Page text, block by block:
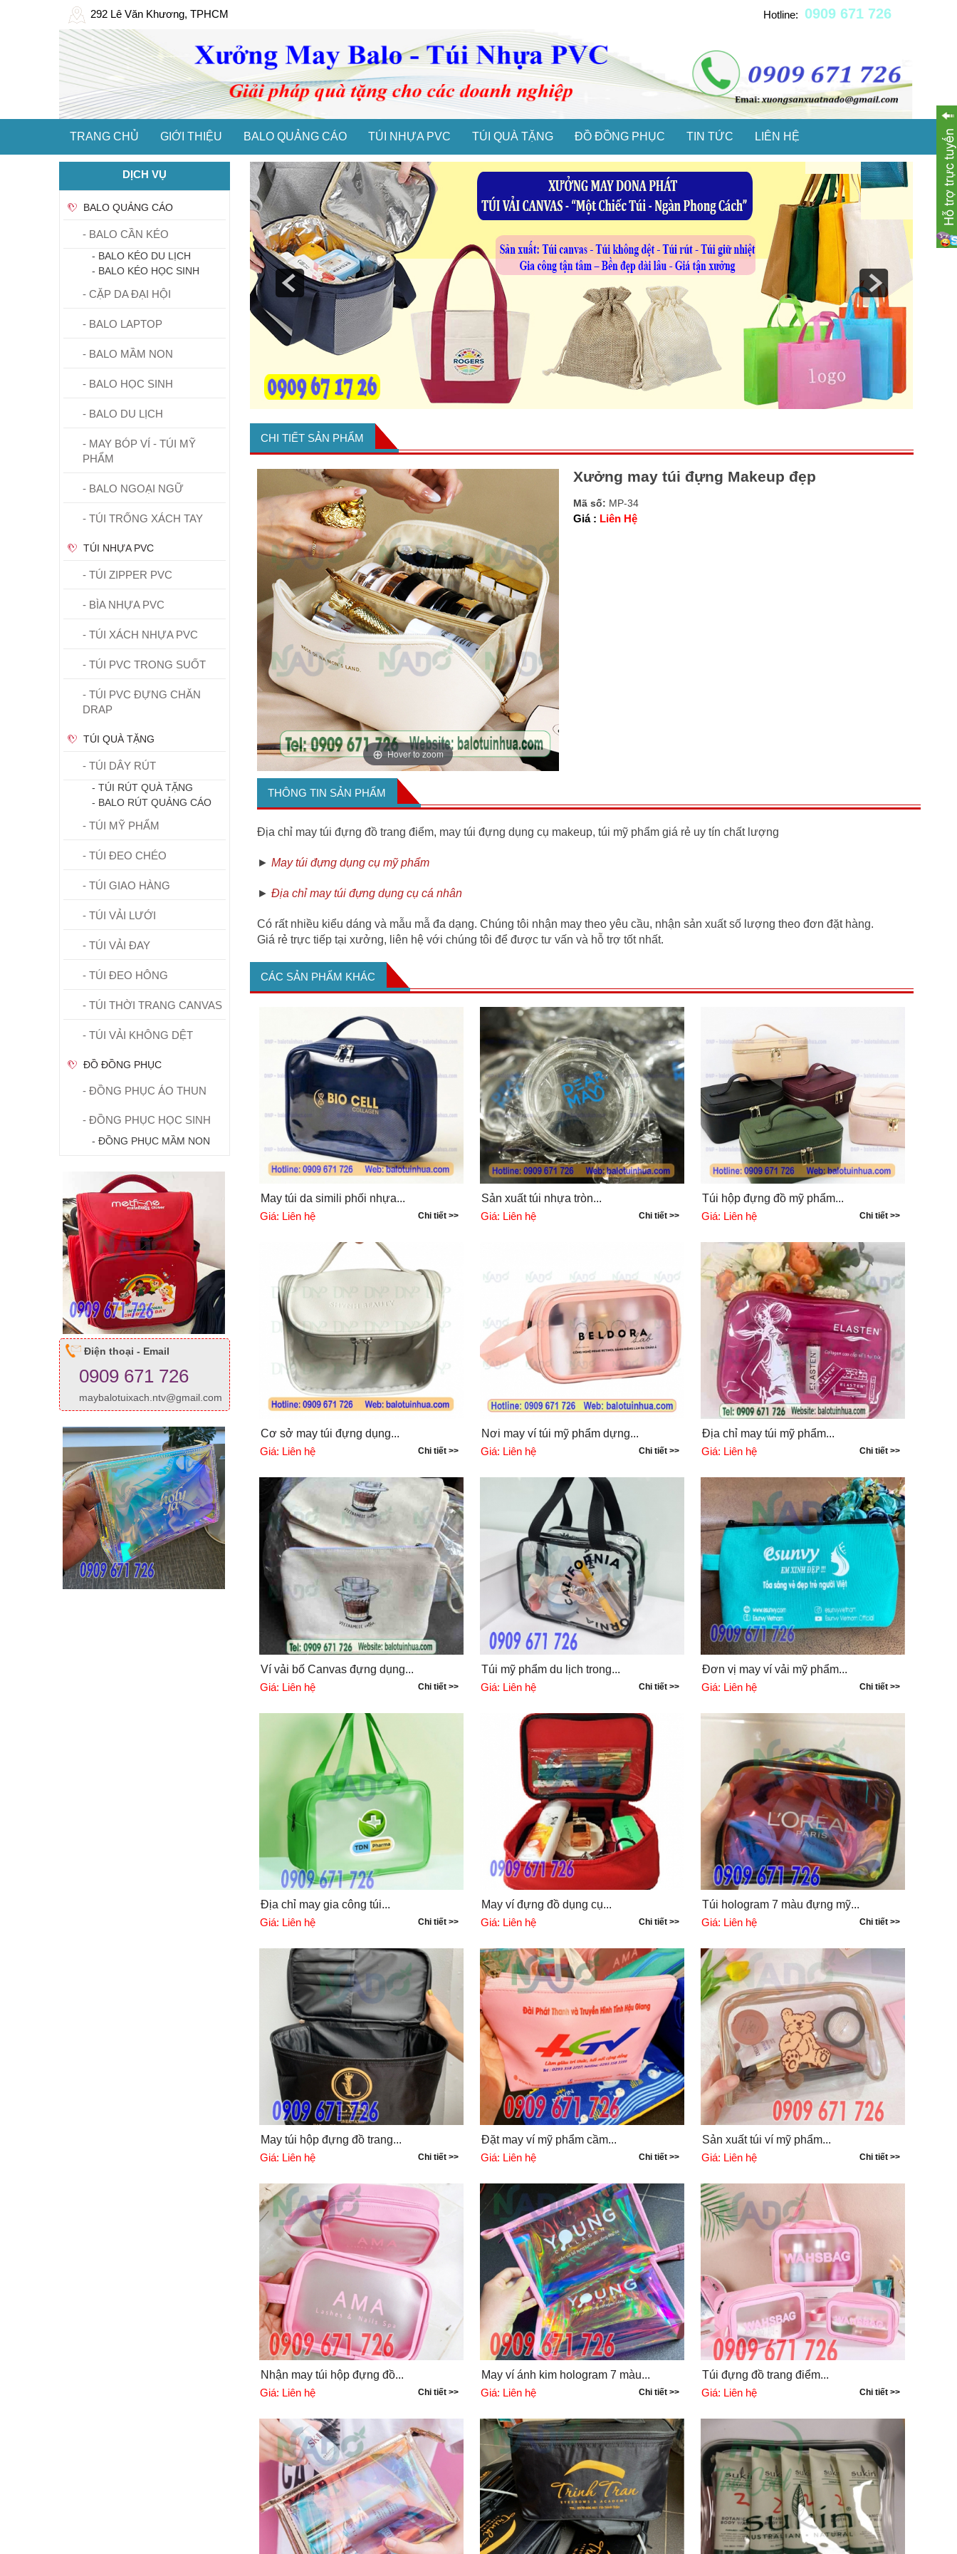
292 Lê Văn Khương, TPHCM Hotline: 0909 671 726
TRANG CHỦ GIỚI THIỆU BALO QUẢNG CÁO TÚI NHỰA PVC TÚI QUÀ TẶNG ĐỒ ĐỒNG PHỤC TIN TỨC LIÊN HỆ
DỊCH VỤ
BALO QUẢNG CÁO
- BALO CẦN KÉO
- BALO KÉO DU LỊCH
- BALO KÉO HỌC SINH
- CẶP DA ĐẠI HỘI
- BALO LAPTOP
- BALO MẦM NON
- BALO HỌC SINH
- BALO DU LỊCH
- MAY BÓP VÍ - TÚI MỸ
PHẨM
- BALO NGOẠI NGỮ
- TÚI TRỐNG XÁCH TAY
TÚI NHỰA PVC
- TÚI ZIPPER PVC
- BÌA NHỰA PVC
- TÚI XÁCH NHỰA PVC
- TÚI PVC TRONG SUỐT
- TÚI PVC ĐỰNG CHĂN
DRAP
TÚI QUÀ TẶNG
- TÚI DÂY RÚT
- TÚI RÚT QUÀ TẶNG
- BALO RÚT QUẢNG CÁO
- TÚI MỸ PHẨM
- TÚI ĐEO CHÉO
- TÚI GIAO HÀNG
- TÚI VẢI LƯỚI
- TÚI VẢI ĐAY
- TÚI ĐEO HÔNG
- TÚI THỜI TRANG CANVAS
- TÚI VẢI KHÔNG DỆT
ĐỒ ĐỒNG PHỤC
- ĐỒNG PHỤC ÁO THUN
- ĐỒNG PHỤC HỌC SINH
- ĐỒNG PHỤC MẦM NON
Điện thoại - Email
0909 671 726
maybalotuixach.ntv@gmail.com
CHI TIẾT SẢN PHẨM
Hover to zoom
Xưởng may túi đựng Makeup đẹp
Mã số: MP-34
Giá : Liên Hệ
THÔNG TIN SẢN PHẨM
Địa chỉ may túi đựng đồ trang điểm, may túi đựng dụng cụ makeup, túi mỹ phẩm giá rẻ uy tín chất lượng
► May túi đựng dụng cụ mỹ phẩm
► Địa chỉ may túi đựng dụng cụ cá nhân
Có rất nhiều kiểu dáng và mẫu mẫ đa dạng. Chúng tôi nhận may theo yêu cầu, nhận sản xuất số lượng theo đơn đặt hàng.
Giá rẻ trực tiếp tại xưởng, liên hệ với chúng tôi để được tư vấn và hỗ trợ tốt nhất.
CÁC SẢN PHẨM KHÁC
May túi da simili phối nhựa...
Chi tiết >>
Giá: Liên hệ
Sản xuất túi nhựa tròn...
Chi tiết >>
Giá: Liên hệ
Túi hộp đựng đồ mỹ phẩm...
Chi tiết >>
Giá: Liên hệ
Cơ sở may túi đựng dụng...
Chi tiết >>
Giá: Liên hệ
Nơi may ví túi mỹ phẩm dựng...
Chi tiết >>
Giá: Liên hệ
Địa chỉ may túi mỹ phẩm...
Chi tiết >>
Giá: Liên hệ
Ví vải bố Canvas đựng dụng...
Chi tiết >>
Giá: Liên hệ
Túi mỹ phẩm du lịch trong...
Chi tiết >>
Giá: Liên hệ
Đơn vị may ví vải mỹ phẩm...
Chi tiết >>
Giá: Liên hệ
Địa chỉ may gia công túi...
Chi tiết >>
Giá: Liên hệ
May ví đựng đồ dụng cụ...
Chi tiết >>
Giá: Liên hệ
Túi hologram 7 màu đựng mỹ...
Chi tiết >>
Giá: Liên hệ
May túi hộp đựng đồ trang...
Chi tiết >>
Giá: Liên hệ
Đặt may ví mỹ phẩm cầm...
Chi tiết >>
Giá: Liên hệ
Sản xuất túi ví mỹ phẩm...
Chi tiết >>
Giá: Liên hệ
Nhận may túi hộp đựng đồ...
Chi tiết >>
Giá: Liên hệ
May ví ánh kim hologram 7 màu...
Chi tiết >>
Giá: Liên hệ
Túi đựng đồ trang điểm...
Chi tiết >>
Giá: Liên hệ